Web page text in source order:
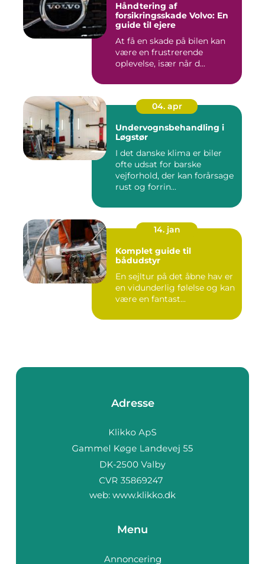
Håndtering af
forsikringsskade Volvo: En
guide til ejere
At få en skade på bilen kan
være en frustrerende
oplevelse, især når d...
04. apr
Undervognsbehandling i
Løgstør
I det danske klima er biler
ofte udsat for barske
vejforhold, der kan forårsage
rust og forrin...
14. jan
Komplet guide til
bådudstyr
En sejltur på det åbne hav er
en vidunderlig følelse og kan
være en fantast...
Adresse
web: www.klikko.dk
Menu
Annoncering